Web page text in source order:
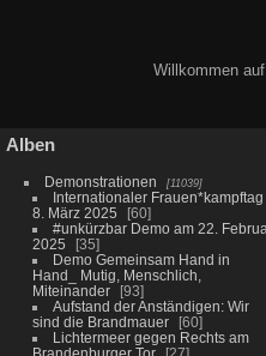
Willkommen
Alben
Demonstrationen 11039
Internationaler Frauen*kampftag
8. März 2025
60
#unkürzbar Demo am 22.
2025
35
Demo Gemeinsam Hand in
Hand_ Mutig, Menschlich,
Miteinander
93
Aufstand der Anständigen: Wir
sind die Brandmauer
60
Lichtermeer gegen Rechts am
Brandenburger Tor
27